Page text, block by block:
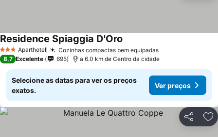
3 EstrelasAparthotel Cozinhas compactas bem equipadasVer preços
Residence Spiaggia D'Oro
8,7 Excelente 695 a 6.0 km de Centro da cidade
Selecione as datas para ver os preços
exatos.
Ver preços
Partilhar